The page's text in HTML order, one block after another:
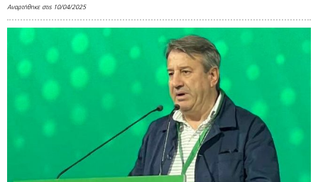
Αναρτήθηκε στις 10/04/2025